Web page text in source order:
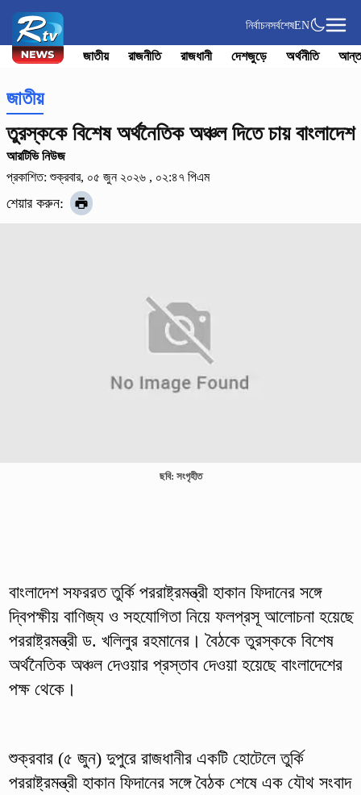
নির্বাচনসর্বশেষEN
জাতীয় রাজনীতি রাজধানী দেশজুড়ে অর্থনীতি
জাতীয়
তুরস্ককে বিশেষ অর্থনৈতিক অঞ্চল দিতে চায় বাংলাদেশ
আরটিভি নিউজ
প্রকাশিত: শুক্রবার, ০৫ জুন ২০২৬ , ০২:৪৭ পিএম
শেয়ার করুন:
ছবি: সংগৃহীত
বাংলাদেশ সফররত তুর্কি পররাষ্ট্রমন্ত্রী হাকান ফিদানের সঙ্গে
দ্বিপক্ষীয় বাণিজ্য ও সহযোগিতা নিয়ে ফলপ্রসূ আলোচনা হয়েছে
পররাষ্ট্রমন্ত্রী ড. খলিলুর রহমানের। বৈঠকে তুরস্ককে বিশেষ
অর্থনৈতিক অঞ্চল দেওয়ার প্রস্তাব দেওয়া হয়েছে বাংলাদেশের
পক্ষ থেকে।
শুক্রবার (৫ জুন) দুপুরে রাজধানীর একটি হোটেলে তুর্কি
পররাষ্ট্রমন্ত্রী হাকান ফিদানের সঙ্গে বৈঠক শেষে এক যৌথ সংবাদ